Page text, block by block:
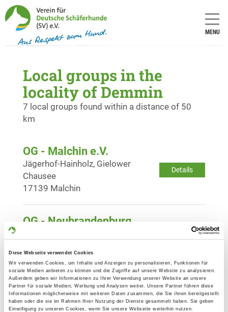
Diese Webseite verwendet Cookies
Wir verwenden Cookies, um Inhalte und Anzeigen zu personalisieren, Funktionen für
soziale Medien anbieten zu können und die Zugriffe auf unsere Website zu analysieren.
Außerdem geben wir Informationen zu Ihrer Verwendung unserer Website an unsere
Partner für soziale Medien, Werbung und Analysen weiter. Unsere Partner führen diese
Informationen möglicherweise mit weiteren Daten zusammen, die Sie ihnen bereitgestellt
haben oder die sie im Rahmen Ihrer Nutzung der Dienste gesammelt haben. Sie geben
Einwilligung zu unseren Cookies, wenn Sie unsere Webseite weiterhin nutzen.
MENU
Local groups in the
locality of Demmin
7 local groups found within a distance of 50
km
OG - Malchin e.V.
Details
Jägerhof-Hainholz, Gielower
Chausee
17139 Malchin
OG - Neubrandenburg
Details
OG - Stralsund e.V.
Details
Greifswalder Chaussee 62 W
18439 Stralsund